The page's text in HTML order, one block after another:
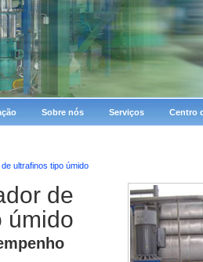
Sobre nós Serviços Centro
ultrafinos tipo úmido
de
úmido